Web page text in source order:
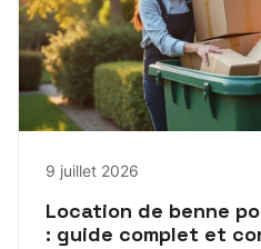
9 juillet 2026
Location de benne
: guide complet et